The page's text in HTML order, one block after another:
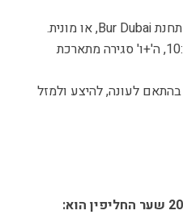
כל יום 10:00-22:00, ה'+ו' סגירה מתארכת
לעונה, להיצע ולמזל